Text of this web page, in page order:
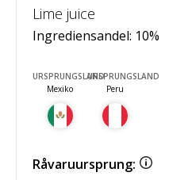
Lime juice
Ingrediensandel: 10%
URSPRUNGSLAND
Mexiko
URSPRUNGSLAND
Peru
Råvaruursprung: